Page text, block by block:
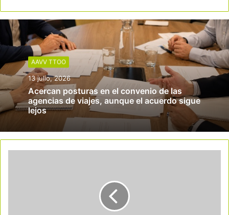
AAVV TTOO
13 julio, 2026
Acercan posturas en el convenio de las
agencias de viajes, aunque el acuerdo sigue
lejos